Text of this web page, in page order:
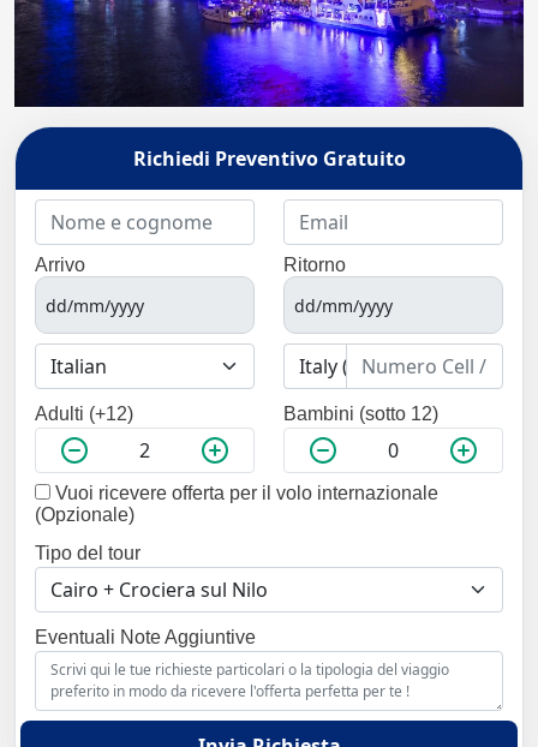
Richiedi Preventivo Gratuito
Arrivo Ritorno
Adulti (+12) Bambini (sotto 12)
Vuoi ricevere offerta per il volo internazionale
(Opzionale)
Tipo del tour
Eventuali Note Aggiuntive